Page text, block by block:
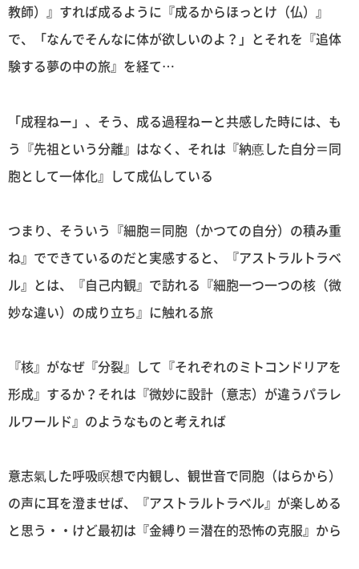
教師）』すれば成るように『成るからほっとけ（仏）』
で、「なんでそんなに体が欲しいのよ？」とそれを『追体
験する夢の中の旅』を経て…
「成程ねー」、そう、成る過程ねーと共感した時には、も
う『先祖という分離』はなく、それは『納悳した自分＝同
胞として一体化』して成仏している
つまり、そういう『細胞＝同胞（かつての自分）の積み重
ね』でできているのだと実感すると、『アストラルトラベ
ル』とは、『自己内観』で訪れる『細胞一つ一つの核（微
妙な違い）の成り立ち』に触れる旅
『核』がなぜ『分裂』して『それぞれのミトコンドリアを
形成』するか？それは『微妙に設計（意志）が違うパラレ
ルワールド』のようなものと考えれば
意志氣した呼吸瞑想で内観し、観世音で同胞（はらから）
の声に耳を澄ませば、『アストラルトラベル』が楽しめる
と思う・・けど最初は『金縛り＝潜在的恐怖の克服』から